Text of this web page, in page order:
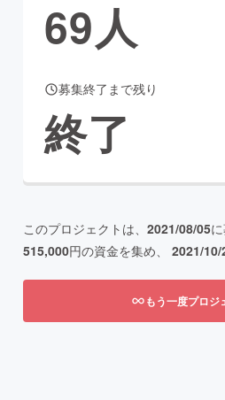
ティ
69人
募集終了まで残り
終了
このプロジェクトは、 2021/08/05
515,000円の資金を集め、 2021/10/
もう一度プロジ